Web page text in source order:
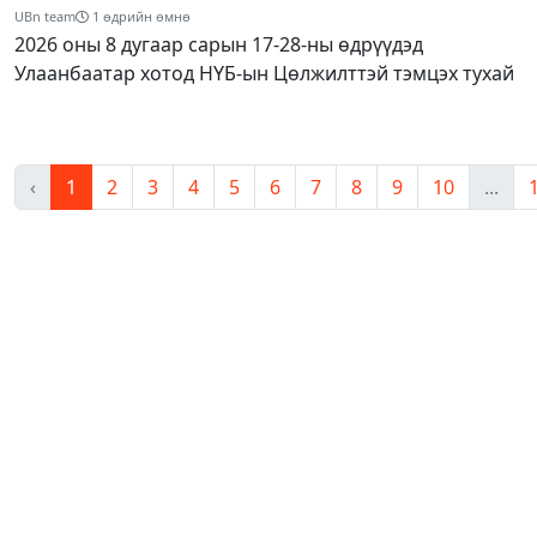
UBn team 1 өдрийн өмнө
2026 оны 8 дугаар сарын 17-28-ны өдрүүдэд
Улаанбаатар хотод НҮБ-ын Цөлжилттэй тэмцэх тухай
‹ 1 2 3 4 5 6 7 8 9 10 ...